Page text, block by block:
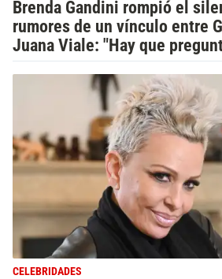
Brenda Gandini rompió el
rumores de un vínculo entre
Juana Viale: "Hay que
CELEBRIDADES